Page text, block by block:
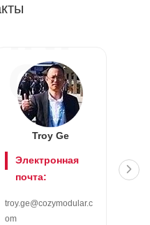
INF
O
Troy Ge
Электронная
почта:
troy.ge@cozymodular.c
om